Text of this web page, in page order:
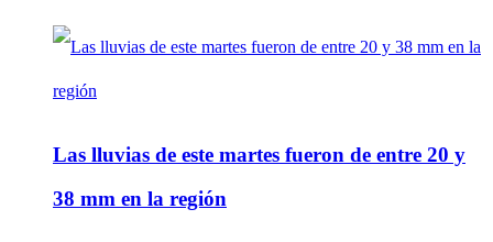
Las lluvias de este martes fueron de entre 20 y
38 mm en la región